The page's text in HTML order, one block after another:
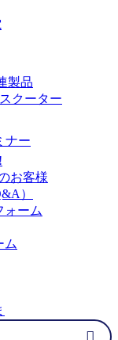
製品
クーター
ナー
お客様
）
ォーム
ム